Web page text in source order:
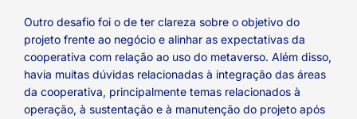
Outro desafio foi o de ter clareza sobre o objetivo do
projeto frente ao negócio e alinhar as expectativas da
cooperativa com relação ao uso do metaverso. Além disso,
havia muitas dúvidas relacionadas à integração das áreas
da cooperativa, principalmente temas relacionados à
operação, à sustentação e à manutenção do projeto após